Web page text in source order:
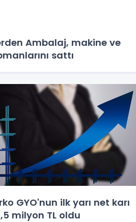
Ambalaj, makine ve
sattı
GYO'nun ilk yarı net karı
milyon TL oldu